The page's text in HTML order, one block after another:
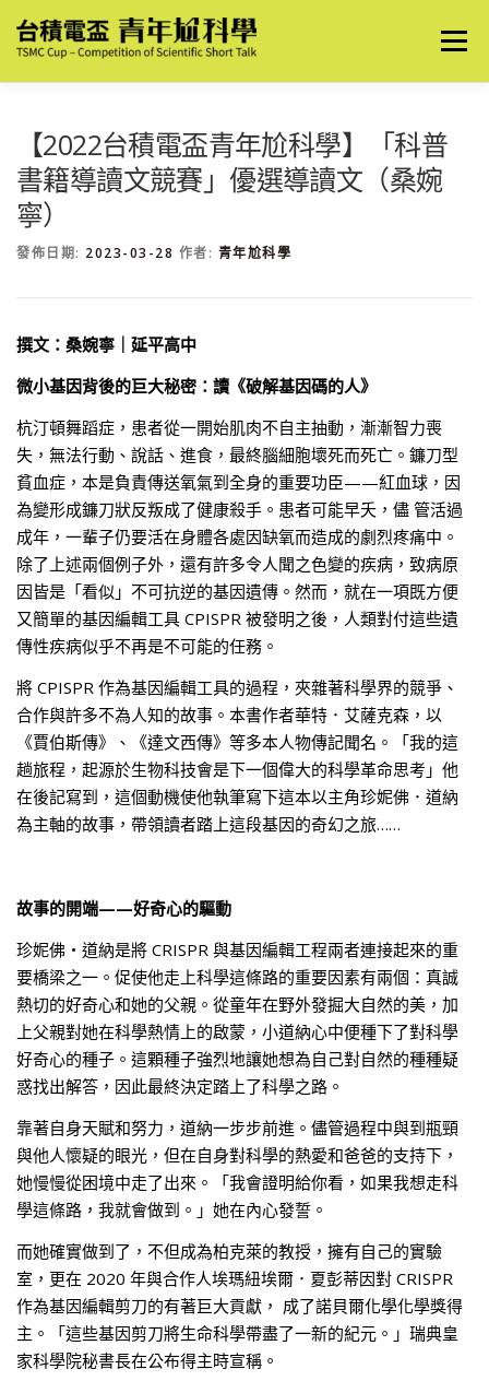
選單
2026 導讀文競賽
【2022台積電盃青年尬科學】「科普
書籍導讀文競賽」優選導讀文（桑婉
寧）
發佈日期: 2023-03-28 作者: 青年尬科學
撰文：桑婉寧｜延平高中
微小基因背後的巨大秘密：讀《破解基因碼的人》
杭汀頓舞蹈症，患者從一開始肌肉不自主抽動，漸漸智力喪
失，無法行動、說話、進食，最終腦細胞壞死而死亡。鐮刀型
貧血症，本是負責傳送氧氣到全身的重要功臣——紅血球，因
為變形成鐮刀狀反叛成了健康殺手。患者可能早夭，儘 管活過
成年，一輩子仍要活在身體各處因缺氧而造成的劇烈疼痛中。
除了上述兩個例子外，還有許多令人聞之色變的疾病，致病原
因皆是「看似」不可抗逆的基因遺傳。然而，就在一項既方便
又簡單的基因編輯工具 CPISPR 被發明之後，人類對付這些遺
傳性疾病似乎不再是不可能的任務。
將 CPISPR 作為基因編輯工具的過程，夾雜著科學界的競爭、
合作與許多不為人知的故事。本書作者華特．艾薩克森，以
《賈伯斯傳》、《達文西傳》等多本人物傳記聞名。「我的這
趟旅程，起源於生物科技會是下一個偉大的科學革命思考」他
在後記寫到，這個動機使他執筆寫下這本以主角珍妮佛．道納
為主軸的故事，帶領讀者踏上這段基因的奇幻之旅……
故事的開端——好奇心的驅動
珍妮佛‧道納是將 CRISPR 與基因編輯工程兩者連接起來的重
要橋梁之一。促使他走上科學這條路的重要因素有兩個：真誠
熱切的好奇心和她的父親。從童年在野外發掘大自然的美，加
上父親對她在科學熱情上的啟蒙，小道納心中便種下了對科學
好奇心的種子。這顆種子強烈地讓她想為自己對自然的種種疑
惑找出解答，因此最終決定踏上了科學之路。
靠著自身天賦和努力，道納一步步前進。儘管過程中與到瓶頸
與他人懷疑的眼光，但在自身對科學的熱愛和爸爸的支持下，
她慢慢從困境中走了出來。「我會證明給你看，如果我想走科
學這條路，我就會做到。」她在內心發誓。
而她確實做到了，不但成為柏克萊的教授，擁有自己的實驗
室，更在 2020 年與合作人埃瑪紐埃爾．夏彭蒂因對 CRISPR
作為基因編輯剪刀的有著巨大貢獻， 成了諾貝爾化學化學獎得
主。「這些基因剪刀將生命科學帶盡了一新的紀元。」瑞典皇
家科學院秘書長在公布得主時宣稱。